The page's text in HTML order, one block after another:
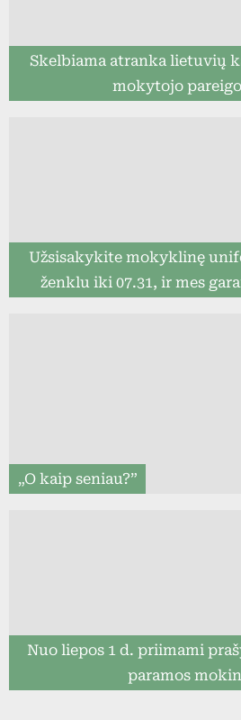
Skelbiama atranka lietuvių
mokytojo
Užsisakykite mokyklinę
ženklu iki 07.31, ir mes
„O kaip seniau?”
Nuo liepos 1 d. priimami
paramos